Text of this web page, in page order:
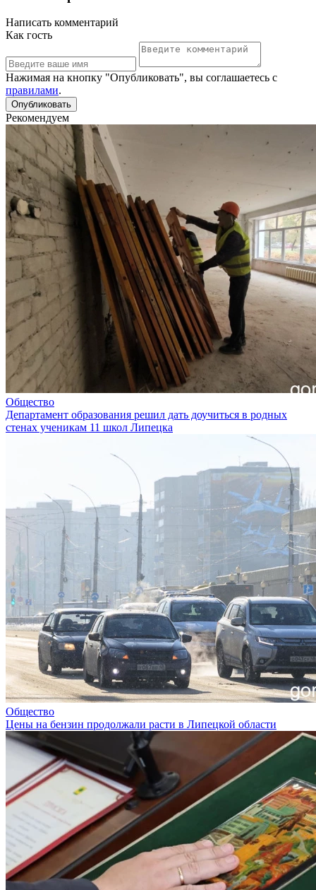
Написать комментарий
Как гость
Нажимая на кнопку "Опубликовать", вы соглашаетесь с
правилами.
Рекомендуем
Общество
Департамент образования решил дать доучиться в родных
стенах ученикам 11 школ Липецка
Общество
Цены на бензин продолжали расти в Липецкой области